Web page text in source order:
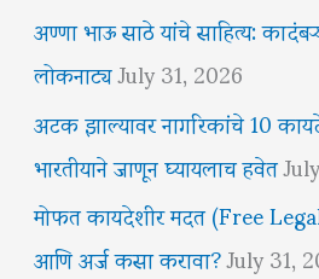
अण्णा भाऊ साठे यांचे साहित्य:
लोकनाट्यJuly 31, 2026
अटक झाल्यावर नागरिकांचे 10
भारतीयाने जाणून घ्यायलाच हवेत
मोफत कायदेशीर मदत (Free
आणि अर्ज कसा करावा?July 31,